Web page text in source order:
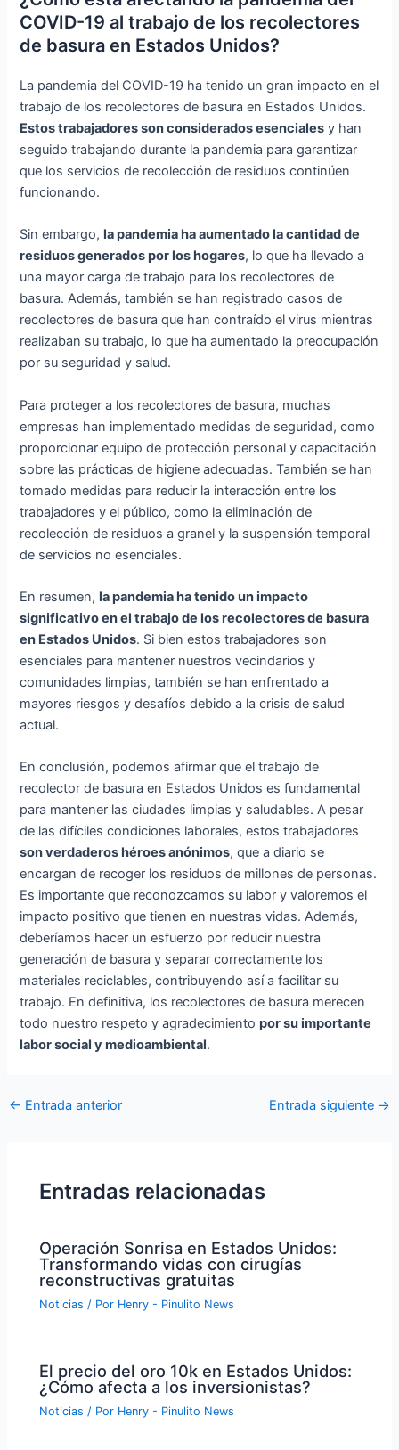
COVID-19 al trabajo de los recolectores
de basura en Estados Unidos?
La pandemia del COVID-19 ha tenido un gran impacto en el
trabajo de los recolectores de basura en Estados Unidos.
Estos trabajadores son considerados esenciales y han
seguido trabajando durante la pandemia para garantizar
que los servicios de recolección de residuos continúen
funcionando.
Sin embargo, la pandemia ha aumentado la cantidad de
residuos generados por los hogares, lo que ha llevado a
una mayor carga de trabajo para los recolectores de
basura. Además, también se han registrado casos de
recolectores de basura que han contraído el virus mientras
realizaban su trabajo, lo que ha aumentado la preocupación
por su seguridad y salud.
Para proteger a los recolectores de basura, muchas
empresas han implementado medidas de seguridad, como
proporcionar equipo de protección personal y capacitación
sobre las prácticas de higiene adecuadas. También se han
tomado medidas para reducir la interacción entre los
trabajadores y el público, como la eliminación de
recolección de residuos a granel y la suspensión temporal
de servicios no esenciales.
En resumen,la pandemia ha tenido un impacto
significativo en el trabajo de los recolectores de basura
en Estados Unidos. Si bien estos trabajadores son
esenciales para mantener nuestros vecindarios y
comunidades limpias, también se han enfrentado a
mayores riesgos y desafíos debido a la crisis de salud
actual.
En conclusión, podemos afirmar que el trabajo de
recolector de basura en Estados Unidos es fundamental
para mantener las ciudades limpias y saludables. A pesar
de las difíciles condiciones laborales, estos trabajadores
son verdaderos héroes anónimos, que a diario se
encargan de recoger los residuos de millones de personas.
Es importante que reconozcamos su labor y valoremos el
impacto positivo que tienen en nuestras vidas. Además,
deberíamos hacer un esfuerzo por reducir nuestra
generación de basura y separar correctamente los
materiales reciclables, contribuyendo así a facilitar su
trabajo. En definitiva, los recolectores de basura merecen
todo nuestro respeto y agradecimientopor su importante
labor social y medioambiental.
Navegación
← Entrada anterior Entrada siguiente →
Entradas relacionadas
Operación Sonrisa en Estados Unidos:
Transformando vidas con cirugías
reconstructivas gratuitas
Noticias / Por Henry - Pinulito News
El precio del oro 10k en Estados Unidos:
¿Cómo afecta a los inversionistas?
Noticias / Por Henry - Pinulito News